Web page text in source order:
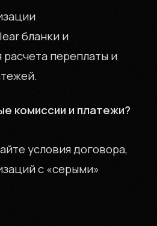
бланки и
расчета переплаты и
комиссии и платежи?
условия договора,
с «серыми»